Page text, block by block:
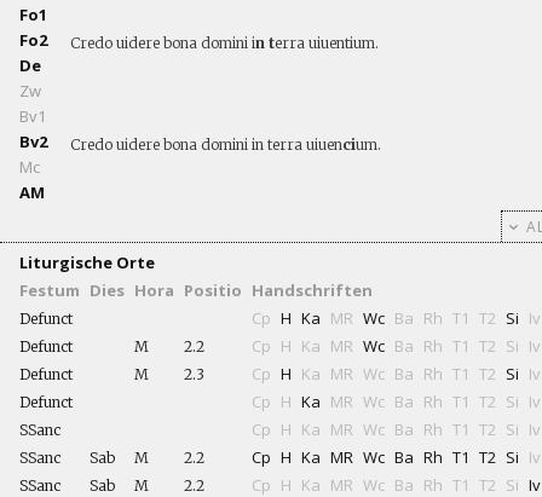
Fo1
Fo2
Credo uidere bona domini in terra uiuentium.
De
Zw
Bv1
Bv2
Credo uidere bona domini in terra uiuencium.
Mc
AM
Liturgische Orte
Festum Dies Hora Positio Handschriften
Defunct Cp H Ka MR Wc Ba Rh T1 T2 Si Iv
Defunct M 2.2 Cp H Ka MR Wc Ba Rh T1 T2 Si Iv
Defunct M 2.3 Cp H Ka MR Wc Ba Rh T1 T2 Si Iv
Defunct Cp H Ka MR Wc Ba Rh T1 T2 Si Iv
SSanc Cp H Ka MR Wc Ba Rh T1 T2 Si Iv
SSanc Sab M 2.2 Cp H Ka MR Wc Ba Rh T1 T2 Si Iv
SSanc Sab M 2.2 Cp H Ka MR Wc Ba Rh T1 T2 Si Iv